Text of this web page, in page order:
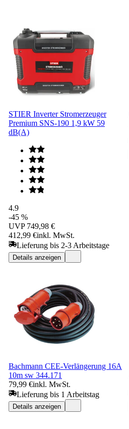
STIER Inverter Stromerzeuger
Premium SNS-190 1,9 kW 59
dB(A)
4.9
-45 %
UVP 749,98 €
412,99 €inkl. MwSt.
Lieferung bis 2-3 Arbeitstage
Details anzeigen
Bachmann CEE-Verlängerung 16A
10m sw 344.171
79,99 €inkl. MwSt.
Lieferung bis 1 Arbeitstag
Details anzeigen